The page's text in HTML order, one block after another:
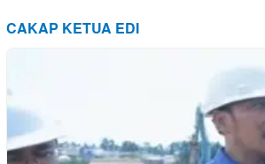
CAKAP KETUA EDI